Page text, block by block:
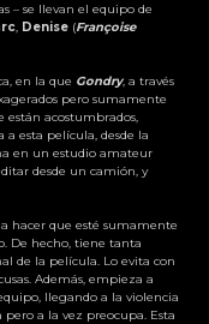
– se llevan el equipo de
, Denise (Françoise
en la que Gondry, a través
pero sumamente
están acostumbrados,
esta película, desde la
en un estudio amateur
desde un camión, y
hacer que esté sumamente
De hecho, tiene tanta
de la película. Lo evita con
Además, empieza a
llegando a la violencia
pero a la vez preocupa. Esta